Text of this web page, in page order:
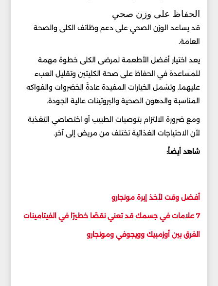
الحفاظ على وزن صحي
قد يساعد الوزن الصحي على دعم وظائف الكلى والصحة
العامة.
يعد اختيار أفضل الأطعمة لمرضى الكلى خطوة مهمة
للمساعدة في الحفاظ على صحة الكليتين وتقليل العبء
عليهما. وتشمل الخيارات المفيدة عادةً الخضروات والفواكه
المناسبة والدهون الصحية والبروتينات عالية الجودة.
ومع ضرورة الالتزام بتوصيات الطبيب أو اختصاصي التغذية
لأن الاحتياجات الغذائية تختلف من مريض إلى آخر.
شاهد أيضاً:
أفضل وقت لأخذ إبرة مونجارو
7 علامات في جسمك قد تعني نقصًا خطيرًا في الفيتامينات
الفرق بين أوزمبيك وويجوفي ومونجارو